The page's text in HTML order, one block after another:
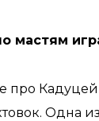
мастям
про Кадуцей
Одна